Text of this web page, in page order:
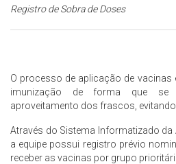
Registro de Sobra de Doses
O processo de aplicação de vacinas
imunização de forma que
aproveitamento dos frascos,
Através do Sistema Informatizado da
a equipe possui registro prévio
receber as vacinas por grupo